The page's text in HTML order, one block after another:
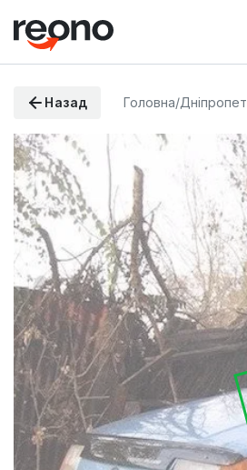
Назад Головна/